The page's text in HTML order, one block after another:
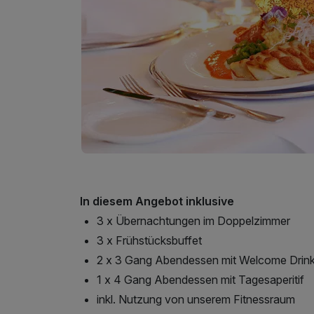
In diesem Angebot inklusive
3 x Übernachtungen im Doppelzimmer
3 x Frühstücksbuffet
2 x 3 Gang Abendessen mit Welcome
1 x 4 Gang Abendessen mit Tagesaperitif
inkl. Nutzung von unserem Fitnessraum